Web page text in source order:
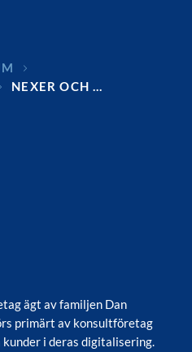
NEXER OCH …
ägt av familjen Dan
primärt av konsultföretag
i deras digitalisering.